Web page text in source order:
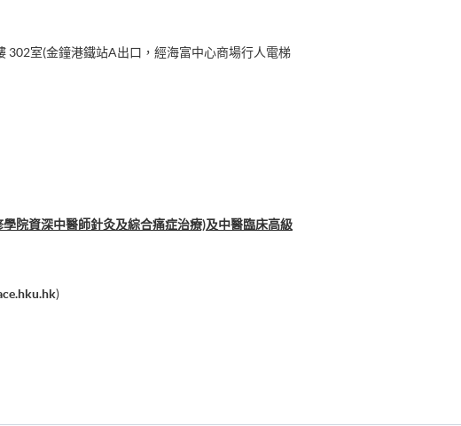
302室(金鐘港鐵站A出口，經海富中心商場行人電梯
院資深中醫師針灸及綜合痛症治療)及中醫臨床⾼級
)